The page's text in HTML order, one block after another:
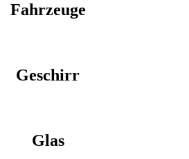
Fahrzeuge
Geschirr
Glas